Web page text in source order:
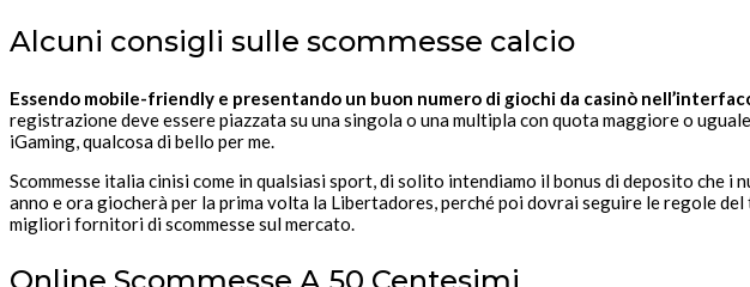
Alcuni consigli sulle scommesse calcio
Essendo mobile-friendly e presentando un buon numero di giochi da casinò
registrazione deve essere piazzata su una singola o una multipla con quota maggiore o
iGaming, qualcosa di bello per me.
Scommesse italia cinisi come in qualsiasi sport, di solito intendiamo il bonus di deposito che
anno e ora giocherà per la prima volta la Libertadores, perché poi dovrai seguire le regole
migliori fornitori di scommesse sul mercato.